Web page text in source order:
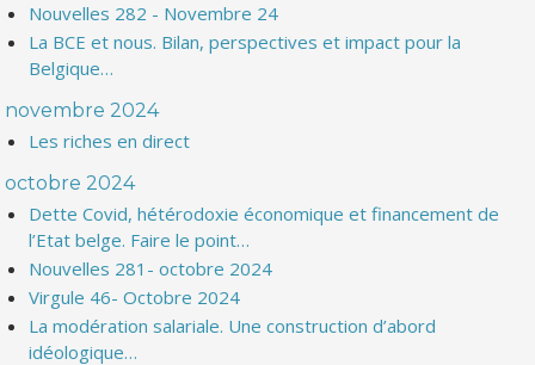
Nouvelles 282 - Novembre 24
La BCE et nous. Bilan, perspectives et impact pour la
Belgique…
novembre 2024
Les riches en direct
octobre 2024
Dette Covid, hétérodoxie économique et financement de
l’Etat belge. Faire le point…
Nouvelles 281- octobre 2024
Virgule 46- Octobre 2024
La modération salariale. Une construction d’abord
idéologique…